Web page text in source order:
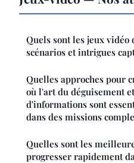
Quels sont les jeux
scénarios et intrigues
Quelles approches pour
où l'art du déguisement
d'informations sont
dans des missions
Quelles sont les
progresser rapidement